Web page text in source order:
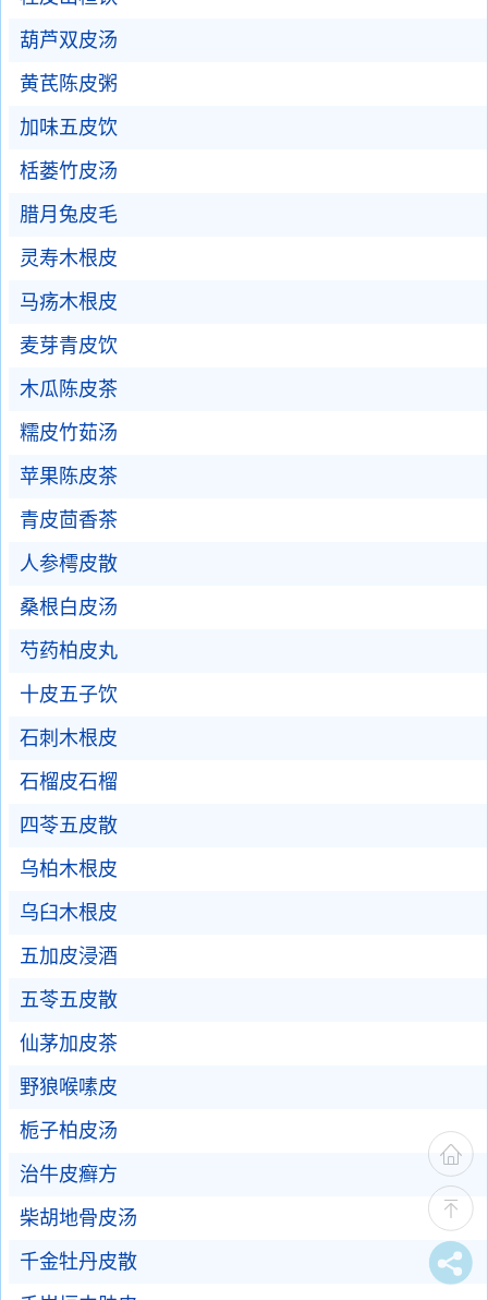
葫芦双皮汤
黄芪陈皮粥
加味五皮饮
栝蒌竹皮汤
腊月兔皮毛
灵寿木根皮
马疡木根皮
麦芽青皮饮
木瓜陈皮茶
糯皮竹茹汤
苹果陈皮茶
青皮茴香茶
人参樗皮散
桑根白皮汤
芍药柏皮丸
十皮五子饮
石刺木根皮
石榴皮石榴
四苓五皮散
乌柏木根皮
乌臼木根皮
五加皮浸酒
五苓五皮散
仙茅加皮茶
野狼喉嗉皮
栀子柏皮汤
治牛皮癣方
柴胡地骨皮汤
千金牡丹皮散